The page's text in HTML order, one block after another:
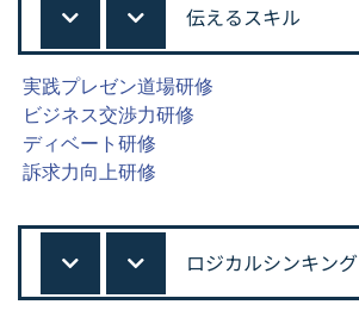
伝えるスキル
実践プレゼン道場研修
ビジネス交渉力研修
ディベート研修
訴求力向上研修
ロジカルシンキング